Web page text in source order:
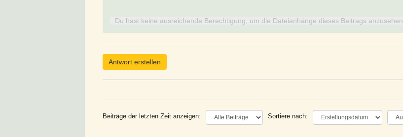
Du hast keine ausreichende Berechtigung, um die Dateianhänge dieses Beitrags anzusehen.
Antwort erstellen
Beiträge der letzten Zeit anzeigen: Sortiere nach: